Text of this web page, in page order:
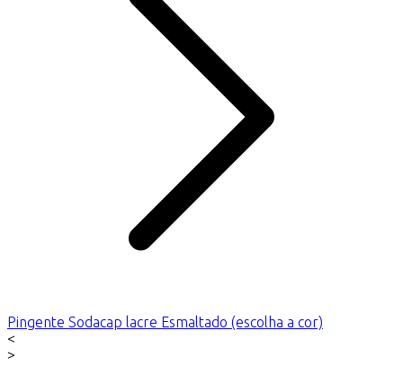
Pingente Sodacap lacre Esmaltado (escolha a cor)
<
>